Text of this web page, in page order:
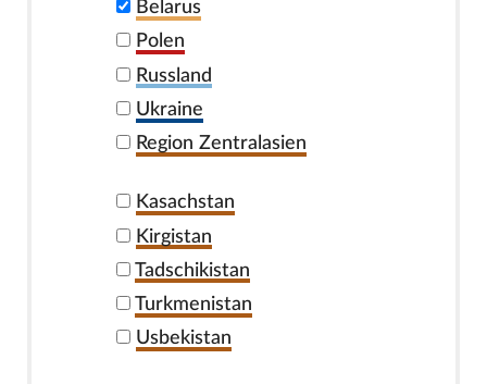
Belarus
Polen
Russland
Ukraine
Region Zentralasien
Kasachstan
Kirgistan
Tadschikistan
Turkmenistan
Usbekistan